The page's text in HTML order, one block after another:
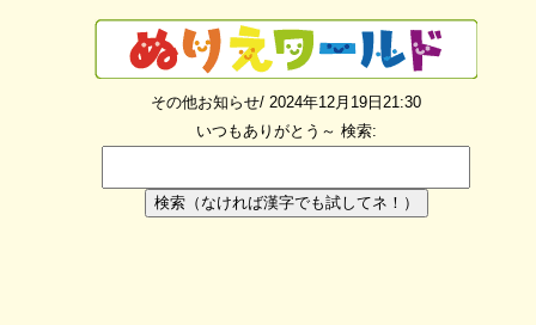
その他お知らせ/ 2024年12月19日21:30
いつもありがとう～ 検索:
検索（なければ漢字でも試してネ！）